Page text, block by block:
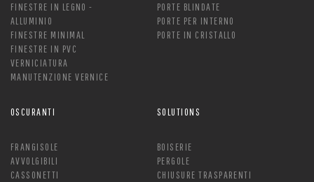
FINESTRE IN LEGNO -
ALLUMINIO
FINESTRE MINIMAL
FINESTRE IN PVC
VERNICIATURA
MANUTENZIONE VERNICE
PORTE BLINDATE
PORTE PER INTERNO
PORTE IN CRISTALLO
OSCURANTI
FRANGISOLE
AVVOLGIBILI
CASSONETTI
SOLUTIONS
BOISERIE
PERGOLE
CHIUSURE TRASPARENTI